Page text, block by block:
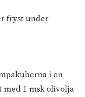
fryst under
i en
med 1 msk olivolja